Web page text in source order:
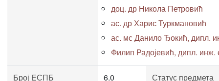
доц. др Никола Петровић
ас. др Харис Туркмановић
ас. мс Данило Ђокић, дипл.
Филип Радојевић, дипл. инж.
Број ЕСПБ 6.0 Статус предмета